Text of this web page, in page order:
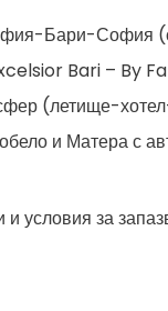
Бари-София
Bari – By
(летище-
и Матера с
условия за